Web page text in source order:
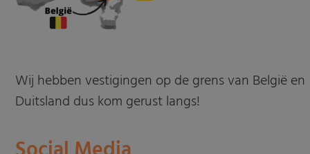
Wij hebben vestigingen op de grens van België en
Duitsland dus kom gerust langs!